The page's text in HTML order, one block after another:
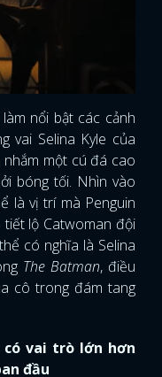
nổi bật các cảnh
vai Selina Kyle của
một cú đá cao
bóng tối. Nhìn vào
là vị trí mà Penguin
lộ Catwoman đội
có nghĩa là Selina
The Batman, điều
cô trong đám tang
có vai trò lớn hơn
đầu